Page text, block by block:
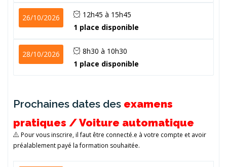
26/10/2026
12h45 à 15h45
1 place disponible
28/10/2026
8h30 à 10h30
1 place disponible
Prochaines dates des examens
pratiques / Voiture automatique
Pour vous inscrire, il faut être connecté.e à votre compte et avoir
préalablement payé la formation souhaitée.